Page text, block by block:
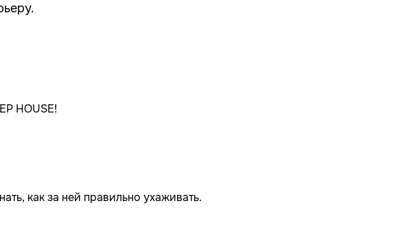
HOUSE!
как за ней правильно ухаживать.